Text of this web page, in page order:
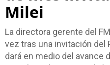
Milei
La directora gerente del
vez tras una invitación del
dará en medio del avance